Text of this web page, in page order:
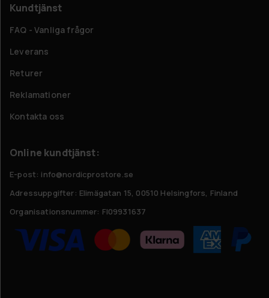
Kundtjänst
FAQ - Vanliga frågor
Leverans
Returer
Reklamationer
Kontakta oss
Online kundtjänst:
E-post: info@nordicprostore.se
Adressuppgifter: Elimägatan 15, 00510 Helsingfors, Finland
Organisationsnummer: FI09931637